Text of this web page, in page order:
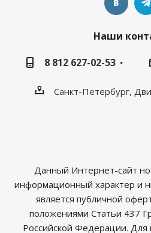
Наши
8 812 627-02-53
Санкт-Петербург,
Данный Интернет-сайт
информационный характер и
является публичной
положениями Статьи 437
Российской Федерации. Для